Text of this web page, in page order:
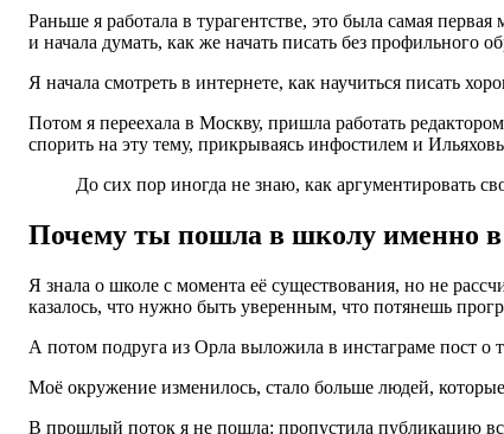
Раньше я работала в турагентстве, это была самая
и начала думать, как же начать писать без профильного
Я начала смотреть в интернете, как научиться писать
Потом я переехала в Москву, пришла работать
спорить на эту тему, прикрываясь инфостилем и
До сих пор иногда не знаю, как аргументировать
Почему ты пошла в школу именно в
Я знала о школе с момента её существования, но не
казалось, что нужно быть уверенным, что потянешь
А потом подруга из Орла выложила в инстаграме пост о
Моё окружение изменилось, стало больше людей,
В прошлый поток я не пошла: пропустила публикацию